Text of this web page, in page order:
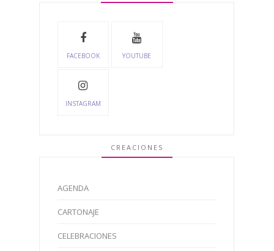
FACEBOOK YOUTUBE
INSTAGRAM
CREACIONES
AGENDA
CARTONAJE
CELEBRACIONES